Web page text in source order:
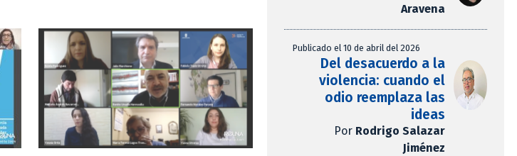
Aravena
Publicado el 10 de abril del 2026
Del desacuerdo a la
violencia: cuando el
odio reemplaza las
ideas
Por Rodrigo Salazar
Jiménez